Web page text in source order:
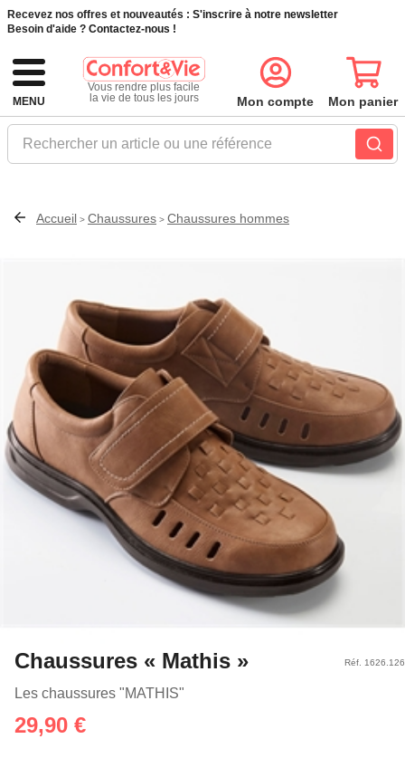
Recevez nos offres et nouveautés : S'inscrire à notre newsletter
Besoin d'aide ? Contactez-nous !
MENU
Vous rendre plus facile
la vie de tous les jours
Rechercher un article ou une référence
Mon compte Mon panier
Accueil > Chaussures > Chaussures hommes
Chaussures « Mathis »
Les chaussures "MATHIS"
Réf. 1626.126
29,90 €